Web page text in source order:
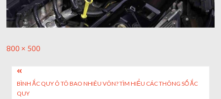
AI agent cho doanh nghiệp khác chatbot truyền thống ra sao
Full
800 × 500
Post
navigation
BÌNH ẮC QUY Ô TÔ BAO NHIÊU VÔN? TÌM HIỂU CÁC THÔNG SỐ ẮC
QUY